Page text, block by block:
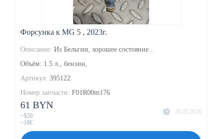
Форсунка к MG 5 , 2023г.
Описание: Из Бельгии, хорошее состояние ..
Объём: 1.5 л., бензин,
Артикул: 395122
Номер запчасти: F01R00m176
28.05.2026
61 BYN
~$20
~18€